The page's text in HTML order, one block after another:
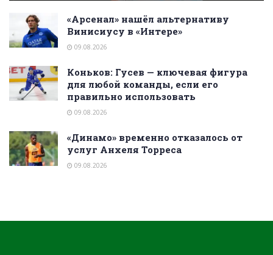
«Арсенал» нашёл альтернативу
Винисиусу в «Интере»
09.08.2026
Коньков: Гусев — ключевая фигура
для любой команды, если его
правильно использовать
09.08.2026
«Динамо» временно отказалось от
услуг Анхеля Торреса
09.08.2026